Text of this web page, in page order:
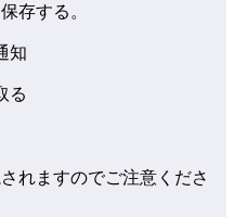
存する。
知
る
れますのでご注意くださ